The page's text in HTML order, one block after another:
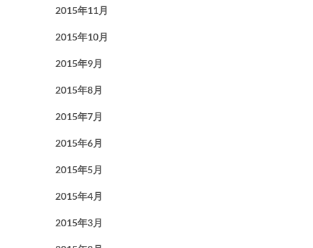
2015年11月
2015年10月
2015年9月
2015年8月
2015年7月
2015年6月
2015年5月
2015年4月
2015年3月